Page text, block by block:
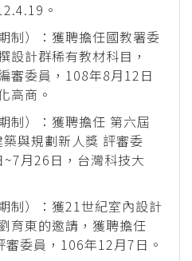
。
制）：獲聘擔任國教署委
設計群稀有教材科目，
審委員，108年8月12日
高商。
制）：獲聘擔任 第六屆
與規劃新人獎 評審委
月26日，台灣科技大
制）：獲21世紀室內設計
育東的邀請，獲聘擔任
委員，106年12月7日。